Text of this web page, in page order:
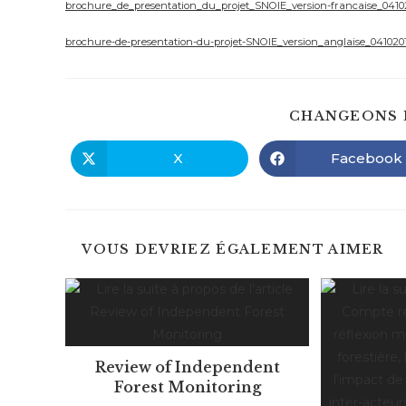
brochure_de_presentation_du_projet_SNOIE_version-
brochure-de-presentation-du-projet-
Ouvrir
dans
X Ouvrir
dans
Facebook
VOUS DEVRIEZ ÉGALEMENT AIMER
Review of Independent
Forest Monitoring